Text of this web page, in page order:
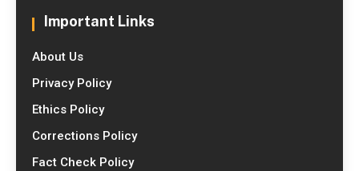
Important Links
About Us
Privacy Policy
Ethics Policy
Corrections Policy
Fact Check Policy